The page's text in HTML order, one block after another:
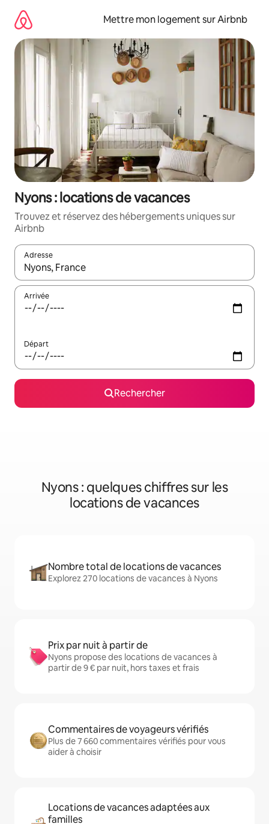
directement
contenu
Mettre mon logement sur Airbnb
Nyons : locations de vacances
Trouvez et réservez des hébergements uniques sur
Airbnb
Adresse
Lorsque les résultats s'affichent, utilisez les flèches vers le
Arrivée
Départ
Rechercher
Nyons : quelques chiffres sur les
locations de vacances
Nombre total de locations de vacances
Explorez 270 locations de vacances à Nyons
Prix par nuit à partir de
Nyons propose des locations de vacances à
partir de 9 € par nuit, hors taxes et frais
Commentaires de voyageurs vérifiés
Plus de 7 660 commentaires vérifiés pour vous
aider à choisir
Locations de vacances adaptées aux
familles